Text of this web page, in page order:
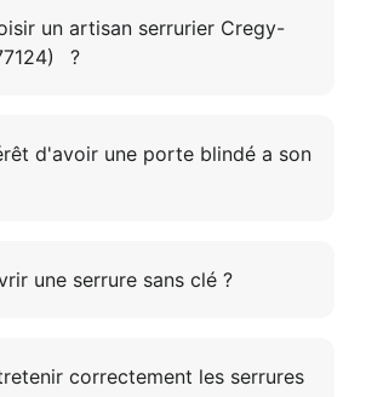
un artisan serrurier Cregy-
?
d'avoir une porte blindé a son
une serrure sans clé ?
correctement les serrures